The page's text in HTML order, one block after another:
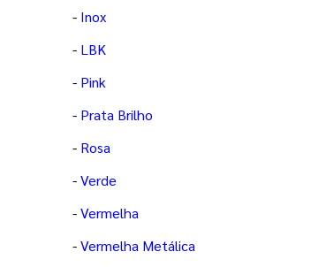
- Inox
- LBK
- Pink
- Prata Brilho
- Rosa
-Verde
-Vermelha
-Vermelha Metálica